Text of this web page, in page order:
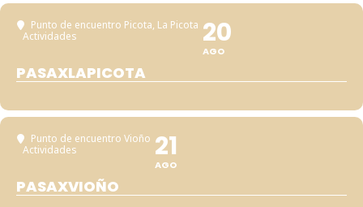
Punto de encuentro Picota, La Picota
Actividades
20
AGO
PASAXLAPICOTA
Punto de encuentro Vioño
Actividades
21
AGO
PASAXVIOÑO